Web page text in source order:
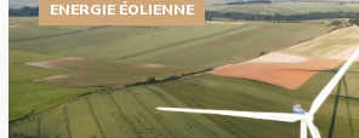
ENERGIE ÉOLIENNE